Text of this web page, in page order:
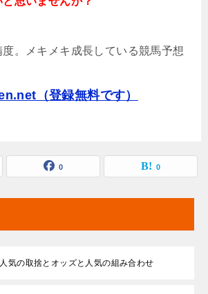
。メキメキ成長している競馬予想
（登録無料です）
0 0
の取捨とオッズと人気の組み合わせ